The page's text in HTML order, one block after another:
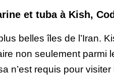
et tuba à Kish,
belles îles de l’Iran.
non seulement parmi
n’est requis pour